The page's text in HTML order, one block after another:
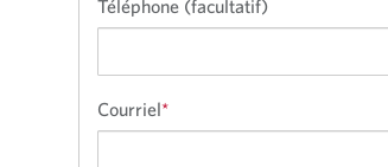
Téléphone (facultatif)
Courriel*